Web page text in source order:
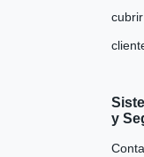
y